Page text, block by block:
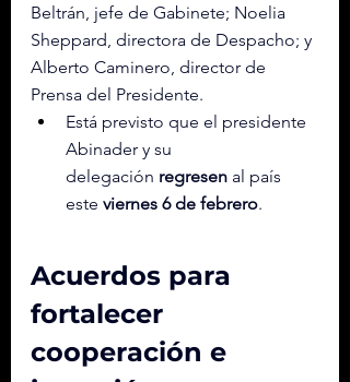
Beltrán, jefe de Gabinete; Noelia
Sheppard, directora de Despacho; y
Alberto Caminero, director de
Prensa del Presidente.
Está previsto que el presidente
Abinader y su
delegación regresen al país
este viernes 6 de febrero.
Acuerdos para
fortalecer
cooperación e